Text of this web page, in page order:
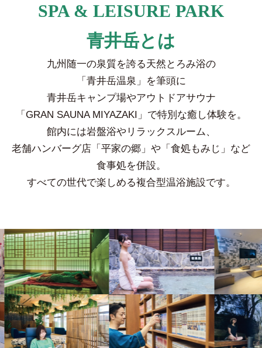
SPA & LEISURE PARK
青井岳とは
九州随一の泉質を誇る天然とろみ浴の
「青井岳温泉」を筆頭に
青井岳キャンプ場やアウトドアサウナ
「GRAN SAUNA MIYAZAKI」で特別な癒し体験を。
館内には岩盤浴やリラックスルーム、
老舗ハンバーグ店「平家の郷」や「食処もみじ」など
食事処を併設。
すべての世代で楽しめる複合型温浴施設です。